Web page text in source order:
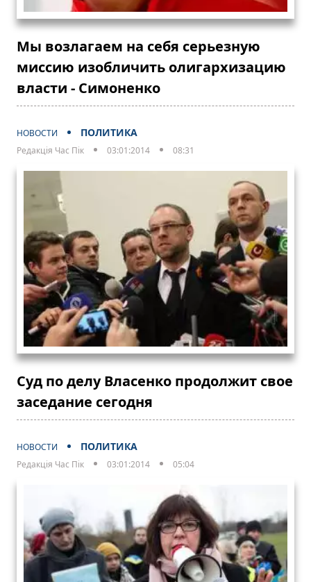
Мы возлагаем на себя серьезную
миссию изобличить олигархизацию
власти - Симоненко
НОВОСТИ ПОЛИТИКА
Редакція Час Пік 03:01:2014 08:31
Суд по делу Власенко продолжит свое
заседание сегодня
НОВОСТИ ПОЛИТИКА
Редакція Час Пік 03:01:2014 05:04